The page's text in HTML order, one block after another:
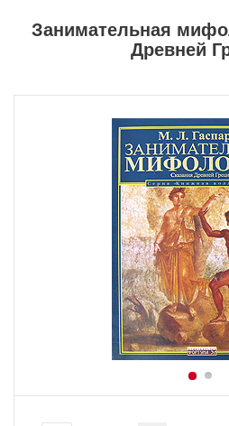
Занимательная
Древней